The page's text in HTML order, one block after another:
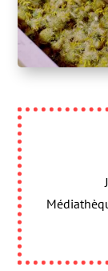
Faites un
Télévisions